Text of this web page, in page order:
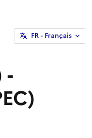
FR- Français